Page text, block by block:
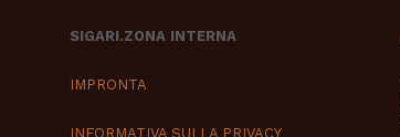
SIGARI.ZONA INTERNA
IMPRONTA
INFORMATIVA SULLA PRIVACY